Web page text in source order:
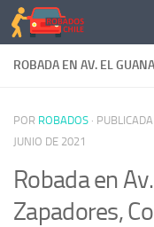
Saltar al contenido
ROBADA EN AV. EL
POR ROBADOS · PUBLICADA
JUNIO DE 2021
Robada en
Zapadores,